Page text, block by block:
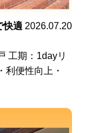
快適 2026.07.20
工期：1dayリ
利便性向上・